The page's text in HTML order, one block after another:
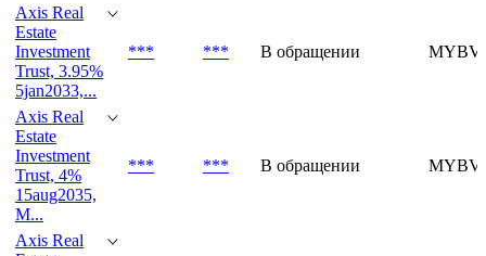
Axis Real
Estate
Investment
Trust, 3.95%
5jan2033,...
*** *** В обращении
Axis Real
Estate
Investment
Trust, 4%
15aug2035,
M...
*** *** В обращении
Axis Real